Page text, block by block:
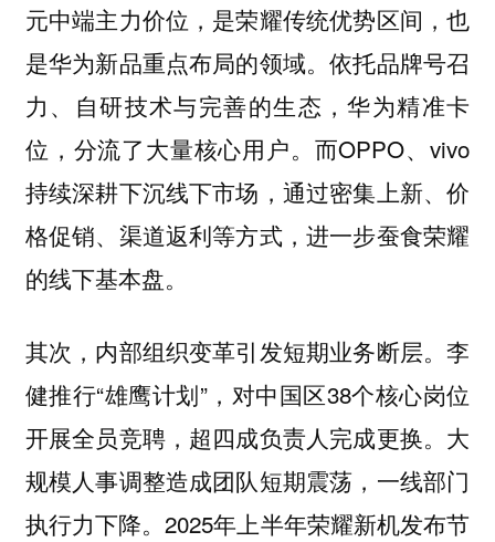
元中端主力价位，是荣耀传统优势区间，也
是华为新品重点布局的领域。依托品牌号召
力、自研技术与完善的生态，华为精准卡
位，分流了大量核心用户。而OPPO、vivo
持续深耕下沉线下市场，通过密集上新、价
格促销、渠道返利等方式，进一步蚕食荣耀
的线下基本盘。
其次，内部组织变革引发短期业务断层。李
健推行“雄鹰计划”，对中国区38个核心岗位
开展全员竞聘，超四成负责人完成更换。大
规模人事调整造成团队短期震荡，一线部门
执行力下降。2025年上半年荣耀新机发布节